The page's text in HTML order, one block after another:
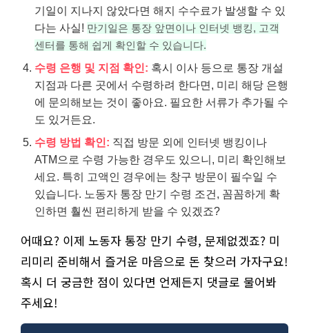
기일이 지나지 않았다면 해지 수수료가 발생할 수 있
다는 사실! 만기일은 통장 앞면이나 인터넷 뱅킹, 고객
센터를 통해 쉽게 확인할 수 있습니다.
수령 은행 및 지점 확인: 혹시 이사 등으로 통장 개설
지점과 다른 곳에서 수령하려 한다면, 미리 해당 은행
에 문의해보는 것이 좋아요. 필요한 서류가 추가될 수
도 있거든요.
수령 방법 확인: 직접 방문 외에 인터넷 뱅킹이나
ATM으로 수령 가능한 경우도 있으니, 미리 확인해보
세요. 특히 고액인 경우에는 창구 방문이 필수일 수
있습니다. 노동자 통장 만기 수령 조건, 꼼꼼하게 확
인하면 훨씬 편리하게 받을 수 있겠죠?
어때요? 이제 노동자 통장 만기 수령, 문제없겠죠? 미
리미리 준비해서 즐거운 마음으로 돈 찾으러 가자구요!
혹시 더 궁금한 점이 있다면 언제든지 댓글로 물어봐
주세요!